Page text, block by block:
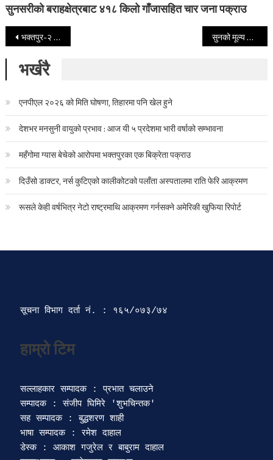
सुनसरीको बराहक्षेत्रबाट ४१८ किलो गाँजासहित चार जना पक्राउ
Post navigation
भक्तपुर-२ मा रास्वपा आशावादी, एमाले काँग्रेस ढुक्क सुनको मूल्य तोलामा ३ लाख २८ हजार नाघ्यो
भर्खरै
एनपीएल २०२६ को मिति घोषणा, तिहारमा पनि खेल हुने
देशभर मनसुनी वायुको प्रभाव : आज यी ५ प्रदेशमा भारी वर्षाको सम्भावना
महँगोमा ग्यास बेचेको आरोपमा भक्तपुरका एक बिक्रेता पक्राउ
दिउँसो डाक्टर, नर्स कुटिएको कालीकोटको पलाँता अस्पतालमा राति फेरि आक्रमण
रूसले केही वर्षभित्र नेटो राष्ट्रमाथि आक्रमण गर्नसक्ने अमेरिकी खुफिया रिपोर्ट
सूचना विभाग दर्ता‍ नं. : १६५/०७३/७४
हाम्रो टिम
सल्लाहकार सम्पादक : प्रभात चलाउने
सम्पादक : संजीप घिमिरे 'शुभचिन्तक'
सह सम्पादक : बुद्धशरण शाही
भाषा सम्पादक : रमेश दाहाल
डेस्क : आकाश गजुरेल र बाबुराम दाहाल